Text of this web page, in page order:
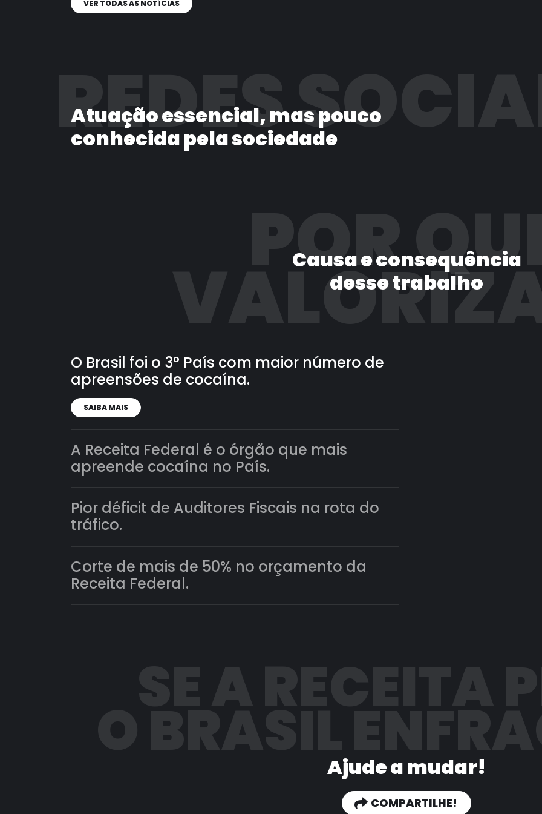
VER TODAS AS NOTÍCIAS
REDES
Atuação essencial, mas pouco
conhecida pela sociedade
POR
Causa e consequência
desse trabalho
O Brasil foi o 3° País com maior número de
apreensões de cocaína.
SAIBA MAIS
A Receita Federal é o órgão que mais
apreende cocaína no País.
Pior déficit de Auditores Fiscais na rota do
tráfico.
Corte de mais de 50% no orçamento da
Receita Federal.
Ajude a mudar!
COMPARTILHE!